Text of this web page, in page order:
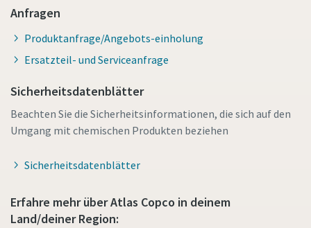
Anfragen
Produktanfrage/Angebots-einholung
Ersatzteil- und Serviceanfrage
Sicherheitsdatenblätter
Beachten Sie die Sicherheitsinformationen, die sich auf den
Umgang mit chemischen Produkten beziehen
Sicherheitsdatenblätter
Erfahre mehr über Atlas Copco in deinem
Land/deiner Region: